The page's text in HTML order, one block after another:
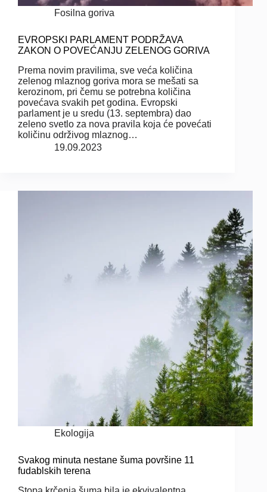
Fosilna goriva
EVROPSKI PARLAMENT PODRŽAVA
ZAKON O POVEĆANJU ZELENOG GORIVA
Prema novim pravilima, sve veća količina
zelenog mlaznog goriva mora se mešati sa
kerozinom, pri čemu se potrebna količina
povećava svakih pet godina. Evropski
parlament je u sredu (13. septembra) dao
zeleno svetlo za nova pravila koja će povećati
količinu održivog mlaznog…
19.09.2023
Ekologija
Svakog minuta nestane šuma površine 11
fudablskih terena